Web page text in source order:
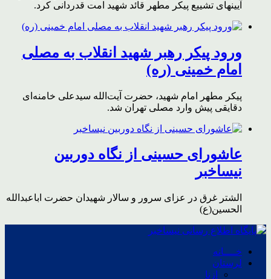
آیینهای تشییع پیکر مطهر قائد شهید امت قدردانی کرد.
ورود پیکر رهبر شهید انقلاب به مصلی
امام خمینی (ره)
پیکر مطهر امام شهید،‌ حضرت آیت‌الله سیدعلی خامنه‌ای
دقایقی پیش وارد مصلی تهران شد.
عاشورای حسینی از نگاه دوربین
نیساخبر
الشتر غرق در عزای سرور و سالار شهیدان حضرت اباعبدالله
الحسین(ع)
خــــانه
لرستان
ازنا